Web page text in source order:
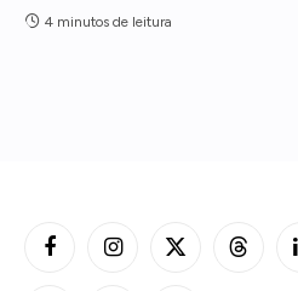
4 minutos de leitura
FacebookInstagramX
Threads